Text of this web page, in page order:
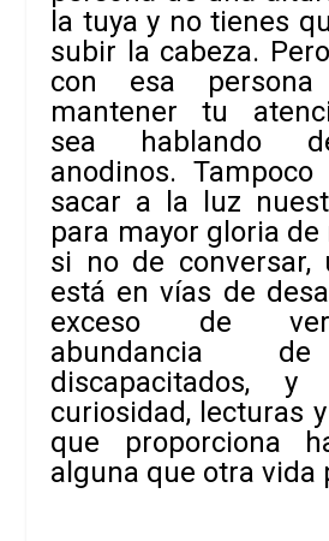
la tuya y no tienes
subir la cabeza.
con esa
mantener tu
sea hablando
anodinos.
sacar a la luz
para mayor gloria de
si no de conversar,
está en vías de
exceso de
abundancia
discapacitados,y
curiosidad, lecturas
que proporciona
alguna que otra vida